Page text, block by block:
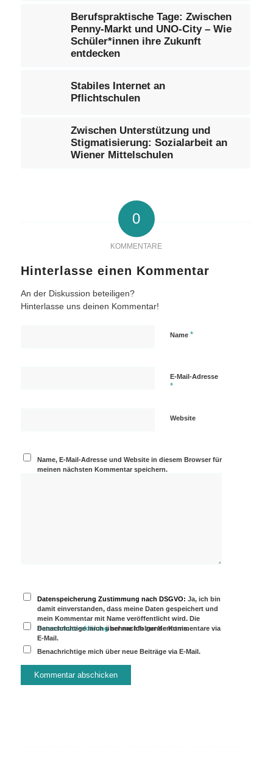
Berufspraktische Tage: Zwischen
Penny-Markt und UNO-City – Wie
Schüler*innen ihre Zukunft
entdecken
Stabiles Internet an
Pflichtschulen
Zwischen Unterstützung und
Stigmatisierung: Sozialarbeit an
Wiener Mittelschulen
0
KOMMENTARE
Hinterlasse einen Kommentar
An der Diskussion beteiligen?
Hinterlasse uns deinen Kommentar!
Name *
E-Mail-Adresse
*
Website
Name, E-Mail-Adresse und Website in diesem Browser für
meinen nächsten Kommentar speichern.
Datenspeicherung Zustimmung nach DSGVO: Ja, ich bin
damit einverstanden, dass meine Daten gespeichert und
mein Kommentar mit Name veröffentlicht wird. Die
Datenschutzerklärungnehme ich zur Kenntnis.
Benachrichtige mich über nachfolgende Kommentare via
E-Mail.
Benachrichtige mich über neue Beiträge via E-Mail.